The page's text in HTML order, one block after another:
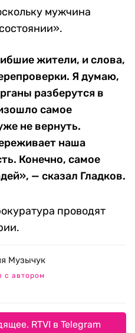
мужчина
жители, и слова,
Я думаю,
разберутся в
самое
не вернуть.
наша
Конечно, самое
— сказал Гладков.
проводят
Музычук
с автором
RTVI в Telegram